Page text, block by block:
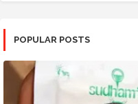
POPULAR POSTS